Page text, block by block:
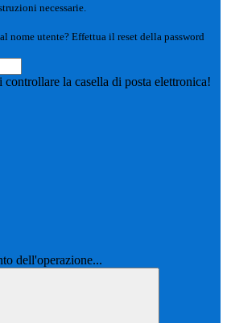
necessarie.
nome utente? Effettua il reset della password
la casella di posta elettronica!
dell'operazione...